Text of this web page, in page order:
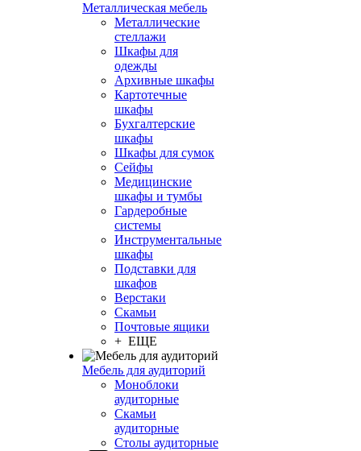
Металлическая мебель
Металлические
стеллажи
Шкафы для
одежды
Архивные шкафы
Картотечные
шкафы
Бухгалтерские
шкафы
Шкафы для сумок
Сейфы
Медицинские
шкафы и тумбы
Гардеробные
системы
Инструментальные
шкафы
Подставки для
шкафов
Верстаки
Скамьи
Почтовые ящики
+ ЕЩЕ
Мебель для аудиторий
Моноблоки
аудиторные
Скамьи
аудиторные
Столы аудиторные